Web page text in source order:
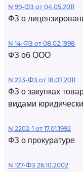
N 99-ФЗ от 04.05.2011
ФЗ о
N 14-ФЗ от 08.02.1998
ФЗ об ООО
N 223-ФЗ от 18.07.2011
ФЗ о закупках
видами
N 2202-1 от 17.01.1992
ФЗ о прокуратуре
N 127-ФЗ 26.10.2002